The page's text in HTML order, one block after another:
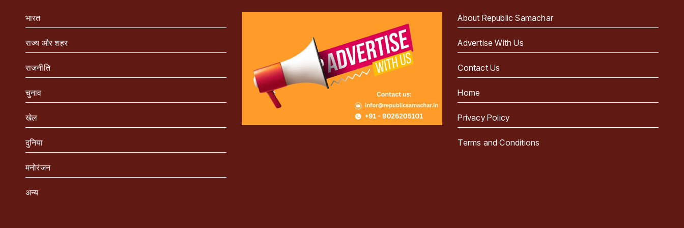
भारत
राज्य और शहर
राजनीति
चुनाव
खेल
दुनिया
मनोरंजन
अन्य
About Republic Samachar
Advertise With Us
Contact Us
Home
Privacy Policy
Terms and Conditions